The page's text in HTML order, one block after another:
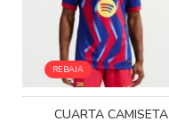
REBAJA
CUARTA CAMISETA